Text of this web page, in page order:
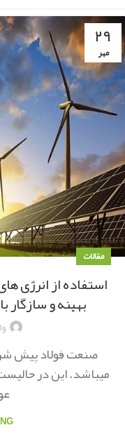
۲۹
مهر
مقالات
استفاده از انرژی
بهینه و
صنعت فولاد پیش
میباشد. این در